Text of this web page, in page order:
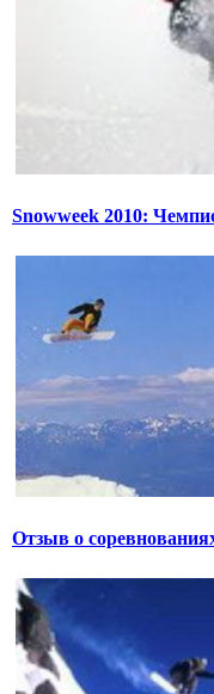
Snowweek 2010:
Отзыв о